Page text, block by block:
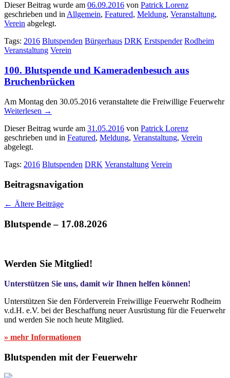
Dieser Beitrag wurde am 06.09.2016 von Patrick Lorenz
geschrieben und in Allgemein, Featured, Meldung, Veranstaltung,
Verein abgelegt.
Tags: 2016 Blutspenden Bürgerhaus DRK Erstspender Rodheim
Veranstaltung Verein
100. Blutspende und Kameradenbesuch aus
Bruchenbrücken
Am Montag den 30.05.2016 veranstaltete die Freiwillige Feuerwehr
Weiterlesen →
Dieser Beitrag wurde am 31.05.2016 von Patrick Lorenz
geschrieben und in Featured, Meldung, Veranstaltung, Verein
abgelegt.
Tags: 2016 Blutspenden DRK Veranstaltung Verein
Beitragsnavigation
← Ältere Beiträge
Blutspende – 17.08.2026
Werden Sie Mitglied!
Unterstützen Sie uns, damit wir Ihnen helfen können!
Unterstützen Sie den Förderverein Freiwillige Feuerwehr Rodheim
v.d.H. e.V. bei der Beschaffung neuer Ausrüstung für die Feuerwehr
und werden Sie noch heute Mitglied.
» mehr Informationen
Blutspenden mit der Feuerwehr